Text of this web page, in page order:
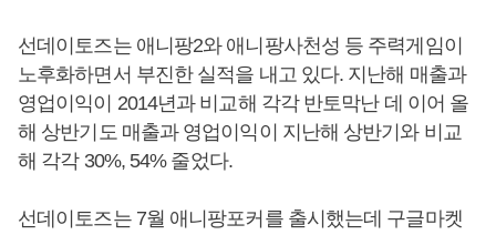
선데이토즈는 애니팡2와 애니팡사천성 등 주력게임이
노후화하면서 부진한 실적을 내고 있다. 지난해 매출과
영업이익이 2014년과 비교해 각각 반토막난 데 이어 올
해 상반기도 매출과 영업이익이 지난해 상반기와 비교
해 각각 30%, 54% 줄었다.
선데이토즈는 7월 애니팡포커를 출시했는데 구글마켓